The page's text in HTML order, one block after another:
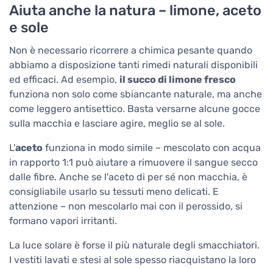
Aiuta anche la natura – limone, aceto
e sole
Non è necessario ricorrere a chimica pesante quando
abbiamo a disposizione tanti rimedi naturali disponibili
ed efficaci. Ad esempio, il succo di limone fresco
funziona non solo come sbiancante naturale, ma anche
come leggero antisettico. Basta versarne alcune gocce
sulla macchia e lasciare agire, meglio se al sole.
L'aceto funziona in modo simile – mescolato con acqua
in rapporto 1:1 può aiutare a rimuovere il sangue secco
dalle fibre. Anche se l'aceto di per sé non macchia, è
consigliabile usarlo su tessuti meno delicati. E
attenzione – non mescolarlo mai con il perossido, si
formano vapori irritanti.
La luce solare è forse il più naturale degli smacchiatori.
I vestiti lavati e stesi al sole spesso riacquistano la loro